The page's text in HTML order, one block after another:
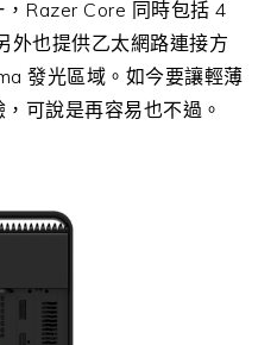
Razer Core 同時包括 4
外也提供乙太網路連接方
發光區域。如今要讓輕薄
可說是再容易也不過。